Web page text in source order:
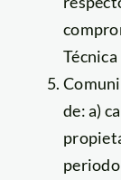
de: a)
periodo